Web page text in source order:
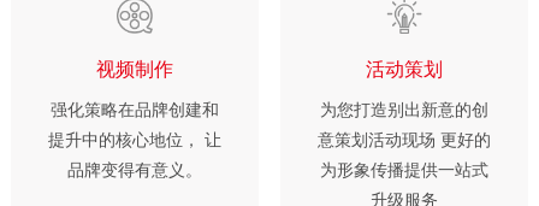
视频制作
强化策略在品牌创建和
提升中的核心地位， 让
品牌变得有意义。
活动策划
为您打造别出新意的创
意策划活动现场 更好的
为形象传播提供一站式
升级服务